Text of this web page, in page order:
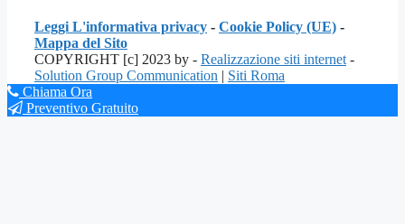
Leggi L'informativa privacy - Cookie Policy (UE) -
Mappa del Sito
COPYRIGHT [c] 2023 by - Realizzazione siti internet -
Solution Group Communication | Siti Roma
Chiama Ora
Preventivo Gratuito